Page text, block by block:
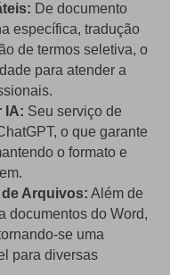
De documento
específica, tradução
de termos seletiva, o
para atender a
IA: Seu serviço de
o que garante
o formato e
Arquivos: Além de
documentos do Word,
se uma
para diversas